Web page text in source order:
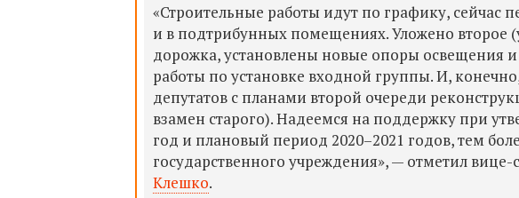
«Строительные работы идут по графику, сейчас
и в подтрибунных помещениях. Уложено второе
дорожка, установлены новые опоры освещения
работы по установке входной группы. И,
депутатов с планами второй очереди
взамен старого). Надеемся на поддержку при
год и плановый период 2020–2021 годов, тем
государственного учреждения», — отметил
Клешко.